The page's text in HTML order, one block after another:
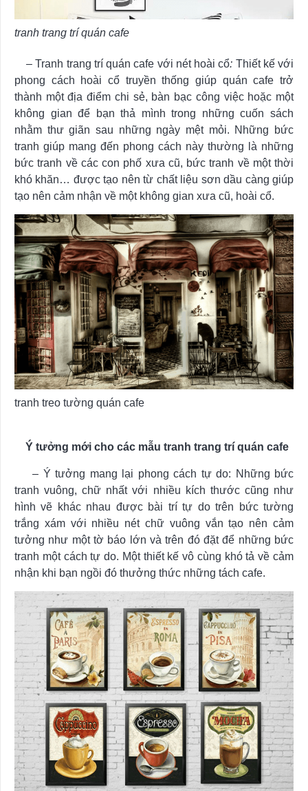
tranh trang trí quán cafe
– Tranh trang trí quán cafe với nét hoài cổ: Thiết kế với
phong cách hoài cổ truyền thống giúp quán cafe trở
thành một địa điểm chi sẻ, bàn bạc công việc hoặc một
không gian để bạn thả mình trong những cuốn sách
nhằm thư giãn sau những ngày mệt mỏi. Những bức
tranh giúp mang đến phong cách này thường là những
bức tranh về các con phố xưa cũ, bức tranh về một thời
khó khăn… được tạo nên từ chất liệu sơn dầu càng giúp
tạo nên cảm nhận về một không gian xưa cũ, hoài cổ.
tranh treo tường quán cafe
Ý tưởng mới cho các mẫu tranh trang trí quán cafe
– Ý tưởng mang lại phong cách tự do: Những bức
tranh vuông, chữ nhất với nhiều kích thước cũng như
hình vẽ khác nhau được bài trí tự do trên bức tường
trắng xám với nhiều nét chữ vuông vắn tạo nên cảm
tưởng như một tờ báo lớn và trên đó đặt để những bức
tranh một cách tự do. Một thiết kế vô cùng khó tả về cảm
nhận khi bạn ngồi đó thưởng thức những tách cafe.